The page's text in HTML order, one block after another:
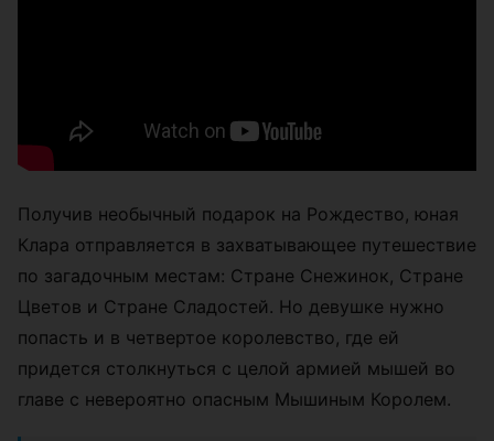
Получив необычный подарок на Рождество, юная
Клара отправляется в захватывающее путешествие
по загадочным местам: Стране Снежинок, Стране
Цветов и Стране Сладостей. Но девушке нужно
попасть и в четвертое королевство, где ей
придется столкнуться с целой армией мышей во
главе с невероятно опасным Мышиным Королем.